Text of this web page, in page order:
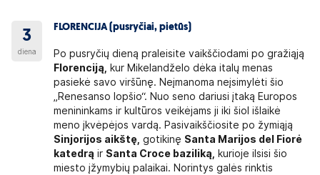
3
diena
FLORENCIJA (pusryčiai, pietūs)
Po pusryčių dieną praleisite vaikščiodami po gražiąją
Florenciją, kur Mikelandželo dėka italų menas
pasiekė savo viršūnę. Neįmanoma neįsimylėti šio
„Renesanso lopšio“. Nuo seno dariusi įtaką Europos
menininkams ir kultūros veikėjams ji iki šiol išlaikė
meno įkvėpėjos vardą. Pasivaikščiosite po žymiąją
Sinjorijos aikštę, gotikinę Santa Marijos del Fiorė
katedrą ir Santa Croce baziliką, kurioje ilsisi šio
miesto įžymybių palaikai. Norintys galės rinktis